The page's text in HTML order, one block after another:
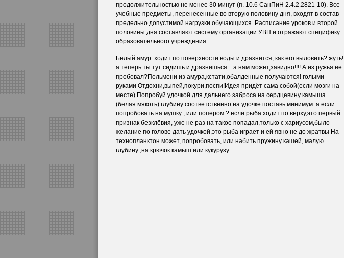
продолжительностью не менее 30 минут (п. 10.6 СанПиН 2.4.2.2821-10). Все
учебные предметы, перенесенные во вторую половину дня, входят в состав
предельно допустимой нагрузки обучающихся. Расписание уроков и второй
половины дня составляют систему организации УВП и отражают специфику
образовательного учреждения.
Белый амур. ходит по поверхности воды и дразнится, как его выловить? жуть!
а теперь ты тут сидишь и дразнишься…а нам может,завидно!!!! А из ружья не
пробовал?Пельмени из амура,кстати,обалденные получаются! голыми
руками Отдохни,выпей,покури,поспи!Идея придёт сама собой(если мозги на
месте) Попробуй удочкой для дальнего заброса на сердцевину камыша
(белая мякоть) глубину соответственно на удочке поставь минимум. а если
попробовать на мушку , или попером ? если рыба ходит по верху,это первый
признак безклёвия, уже не раз на такое попадал,только с хариусом,было
желание по голове дать удочкой,это рыба играет и ей явно не до жратвы На
технопланктон может, попробовать, или набить пружину кашей, малую
глубину ,на крючок камыш или кукурузу.